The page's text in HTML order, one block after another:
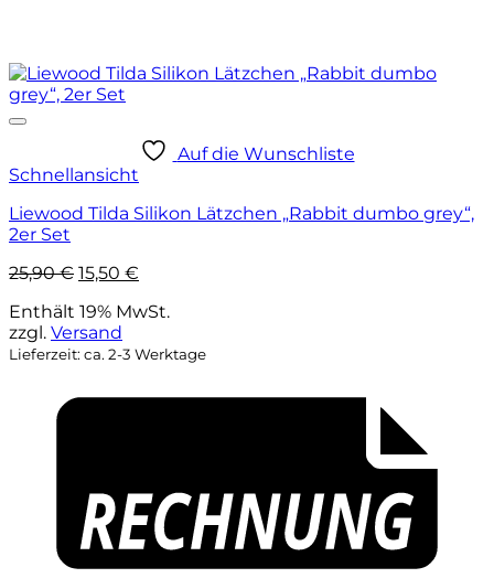
Auf die Wunschliste
Schnellansicht
Liewood Tilda Silikon Lätzchen „Rabbit dumbo grey“,
2er Set
25,90€ Ursprünglicher
war:
25,90 €
15,50 €
ist:
Enthält 19% MwSt.
zzgl. Versand
Lieferzeit: ca. 2-3 Werktage